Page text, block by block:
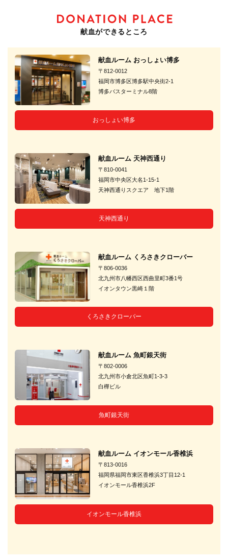
献血ができるところ
献血ルーム おっしょい博多
〒812-0012
福岡市博多区博多駅中央街2-1
博多バスターミナル8階
おっしょい博多
献血ルーム 天神西通り
〒810-0041
福岡市中央区大名1-15-1
天神西通りスクエア 地下1階
天神西通り
献血ルーム くろさきクローバー
〒806-0036
北九州市八幡西区西曲里町3番1号
イオンタウン黒崎１階
くろさきクローバー
献血ルーム 魚町銀天街
〒802-0006
北九州市小倉北区魚町1-3-3
白樺ビル
魚町銀天街
献血ルーム イオンモール香椎浜
〒813-0016
福岡県福岡市東区香椎浜3丁目12-1
イオンモール香椎浜2F
イオンモール香椎浜